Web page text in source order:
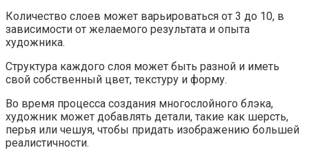
Количество слоев может варьироваться от 3 до 10, в
зависимости от желаемого результата и опыта
художника.
Структура каждого слоя может быть разной и иметь
свой собственный цвет, текстуру и форму.
Во время процесса создания многослойного блэка,
художник может добавлять детали, такие как шерсть,
перья или чешуя, чтобы придать изображению большей
реалистичности.